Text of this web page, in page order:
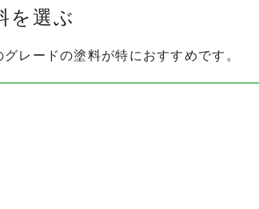
を選ぶ
レードの塗料が特におすすめです。